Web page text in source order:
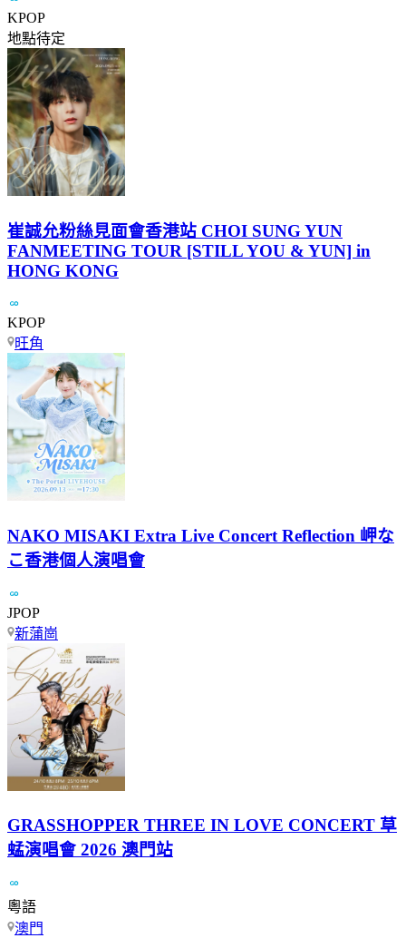
KPOP
地點待定
崔誠允粉絲見面會香港站 CHOI SUNG YUN
FANMEETING TOUR [STILL YOU & YUN] in
HONG KONG
KPOP
旺角
NAKO MISAKI Extra Live Concert Reflection 岬な
こ香港個人演唱會
JPOP
新蒲崗
GRASSHOPPER THREE IN LOVE CONCERT 草
蜢演唱會 2026 澳門站
粵語
澳門